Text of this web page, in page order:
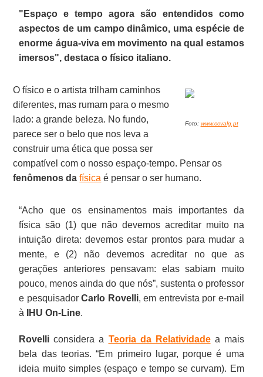
"Espaço e tempo agora são entendidos como
aspectos de um campo dinâmico, uma espécie de
enorme água-viva em movimento na qual estamos
imersos", destaca ofísico italiano.
Foto: www.ccvalg.pt
O físico e o artista trilham caminhos
diferentes, mas rumam para o mesmo
lado: a grande beleza. No fundo,
parece ser o belo que nos leva a
construir uma ética que possa ser
compatível com o nosso espaço-tempo. Pensar os
fenômenos dafísica é pensar o ser humano.
“Acho que os ensinamentos mais importantes da
física são (1) que não devemos acreditar muito na
intuição direta: devemos estar prontos para mudar a
mente, e (2) não devemos acreditar no que as
gerações anteriores pensavam: elas sabiam muito
pouco, menos ainda do que nós”, sustenta o professor
e pesquisadorCarlo Rovelli, em entrevista por e-mail
à
IHU On-Line.
Rovelli considera a Teoria da Relatividadea mais
bela das teorias. “Em primeiro lugar, porque é uma
ideia muito simples (espaço e tempo se curvam). Em